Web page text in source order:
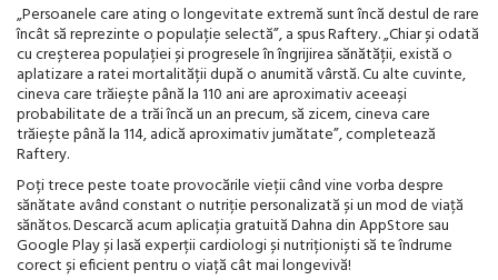
„Persoanele care ating o longevitate extremă sunt încă destul de rare
încât să reprezinte o populație selectă”, a spus Raftery. „Chiar și odată
cu creșterea populației și progresele în îngrijirea sănătății, există o
aplatizare a ratei mortalității după o anumită vârstă. Cu alte cuvinte,
cineva care trăiește până la 110 ani are aproximativ aceeași
probabilitate de a trăi încă un an precum, să zicem, cineva care
trăiește până la 114, adică aproximativ jumătate”, completează
Raftery.
Poți trece peste toate provocările vieții când vine vorba despre
sănătate având constant o nutriție personalizată și un mod de viață
sănătos. Descarcă acum aplicația gratuită Dahna din AppStore sau
Google Play și lasă experții cardiologi și nutriționiști să te îndrume
corect și eficient pentru o viață cât mai longevivă!